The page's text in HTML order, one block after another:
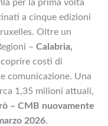
per la prima volta
a cinque edizioni
Oltre un
– Calabria,
costi di
comunicazione. Una
1,35 milioni attuali,
– CMB nuovamente
2026.